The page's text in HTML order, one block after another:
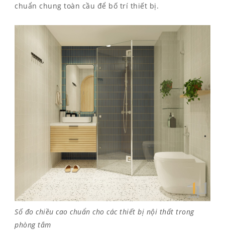
chuẩn chung toàn cầu để bố trí thiết bị.
Số đo chiều cao chuẩn cho các thiết bị nội thất trong
phòng tắm